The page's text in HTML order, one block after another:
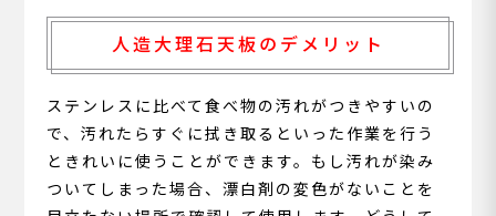
人造大理石天板のデメリット
ステンレスに比べて食べ物の汚れがつきやすいの
で、汚れたらすぐに拭き取るといった作業を行う
ときれいに使うことができます。もし汚れが染み
ついてしまった場合、漂白剤の変色がないことを